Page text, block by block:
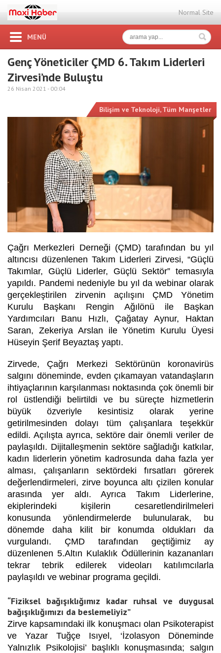
Normal Site
MENÜ
Genç Yöneticiler ÇMD 6. Takım Liderleri
Zirvesi’nde Buluştu
26 Nisan 2021 - 00:04
Bilişim ve Teknoloji,Tüm Manşetler
Çağrı Merkezleri Derneği (ÇMD) tarafından bu yıl
altıncısı düzenlenen Takım Liderleri Zirvesi, “Güçlü
Takımlar, Güçlü Liderler, Güçlü Sektör” temasıyla
yapıldı. Pandemi nedeniyle bu yıl da webinar olarak
gerçekleştirilen zirvenin açılışını ÇMD Yönetim
Kurulu Başkanı Rengin Ağılönü ile Başkan
Yardımcıları Banu Hızlı, Çağatay Aynur, Haktan
Saran, Zekeriya Arslan ile Yönetim Kurulu Üyesi
Hüseyin Şerif Beyaztaş yaptı.
Zirvede, Çağrı Merkezi Sektörünün koronavirüs
salgını döneminde, evden çıkamayan vatandaşların
ihtiyaçlarının karşılanması noktasında çok önemli bir
rol üstlendiği belirtildi ve bu süreçte hizmetlerin
büyük özveriyle kesintisiz olarak yerine
getirilmesinden dolayı tüm çalışanlara teşekkür
edildi. Açılışta ayrıca, sektöre dair önemli veriler de
paylaşıldı. Dijitalleşmenin sektöre sağladığı katkılar,
kadın liderlerin yönetim kadrosunda daha fazla yer
alması, çalışanların sektördeki fırsatları görerek
değerlendirmeleri, zirve boyunca altı çizilen konular
arasında yer aldı. Ayrıca Takım Liderlerine,
ekiplerindeki kişilerin cesaretlendirilmeleri
konusunda yönlendirmelerde bulunularak, bu
dönemde daha kilit bir konumda oldukları da
vurgulandı. ÇMD tarafından geçtiğimiz ay
düzenlenen 5.Altın Kulaklık Ödüllerinin kazananları
tekrar tebrik edilerek videoları katılımcılarla
paylaşıldı ve webinar programa geçildi.
“Fiziksel bağışıklığımız kadar ruhsal ve duygusal
bağışıklığımızı da beslemeliyiz”
Zirve kapsamındaki ilk konuşmacı olan Psikoterapist
ve Yazar Tuğçe Isıyel, ‘İzolasyon Döneminde
Yalnızlık Psikolojisi’ başlıklı konuşmasında; salgın